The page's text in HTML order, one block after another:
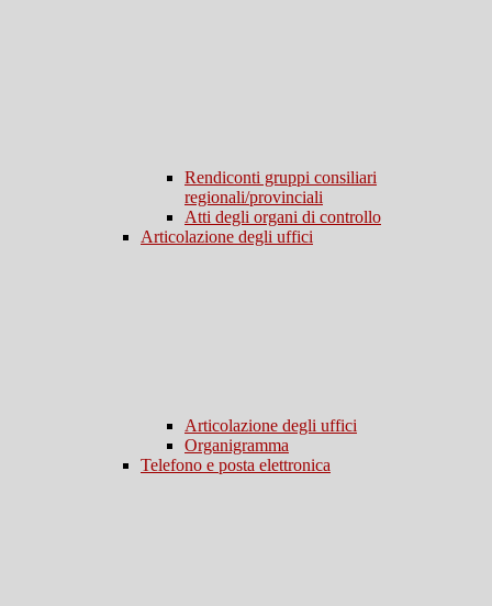
Rendiconti gruppi consiliari
regionali/provinciali
Atti degli organi di controllo
Articolazione degli uffici
Articolazione degli uffici
Organigramma
Telefono e posta elettronica